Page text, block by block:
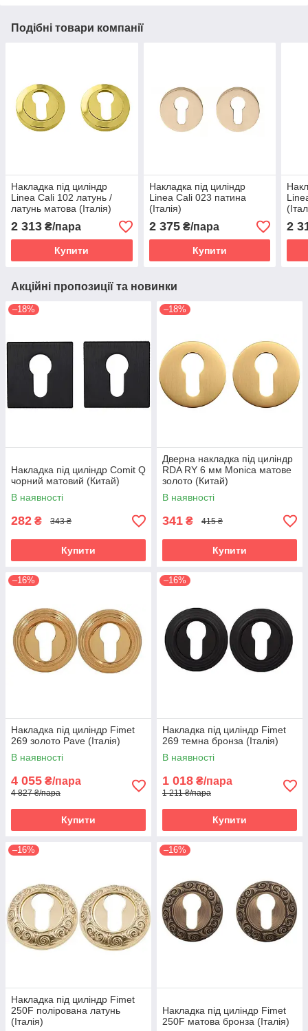
Подібні товари компанії
Накладка під циліндр
Linea Cali 102 латунь /
латунь матова (Італія)
2 313 ₴/пара
Купити
Накладка під циліндр
Linea Cali 023 патина
(Італія)
2 375₴/пара
Купити
2
Акційні пропозиції та новинки
–18%
Накладка під циліндр Comit Q
чорний матовий (Китай)
В наявності
282 ₴ 343 ₴
Купити
–18%
Дверна накладка під циліндр
RDA RY 6 мм Monica матове
золото (Китай)
В наявності
341 ₴ 415 ₴
Купити
–16%
Накладка під циліндр Fimet
269 золото Pave (Італія)
В наявності
4 055 ₴/пара
4 827 ₴/пара
Купити
–16%
Накладка під циліндр Fimet
269 темна бронза (Італія)
В наявності
1 018 ₴/пара
1 211 ₴/пара
Купити
–16%
Накладка під циліндр Fimet
250F полірована латунь
(Італія)
–16%
Накладка під циліндр Fimet
250F матова бронза (Італія)